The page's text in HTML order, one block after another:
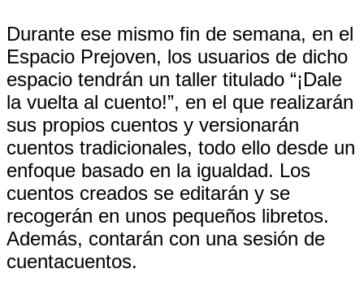
Durante ese mismo fin de semana, en el
Espacio Prejoven, los usuarios de dicho
espacio tendrán un taller titulado “¡Dale
la vuelta al cuento!”, en el que realizarán
sus propios cuentos y versionarán
cuentos tradicionales, todo ello desde un
enfoque basado en la igualdad. Los
cuentos creados se editarán y se
recogerán en unos pequeños libretos.
Además, contarán con una sesión de
cuentacuentos.